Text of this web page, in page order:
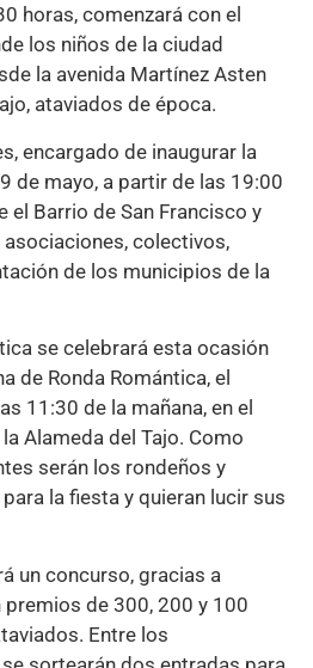
horas, comenzará con el
los niños de la ciudad
la avenida Martínez Asten
ataviados de época.
encargado de inaugurar la
de mayo, a partir de las 19:00
el Barrio de San Francisco y
colectivos,
de los municipios de la
se celebrará esta ocasión
de Ronda Romántica, el
11:30 de la mañana, en el
Alameda del Tajo. Como
serán los rondeños y
la fiesta y quieran lucir sus
un concurso, gracias a
premios de 300, 200 y 100
Entre los